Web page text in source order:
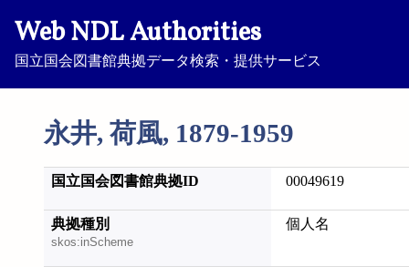
Web NDL Authorities
国立国会図書館典拠データ検索・提供サービス
永井, 荷風, 1879-1959
国立国会図書館典拠ID 00049619
典拠種別
skos:inScheme
個人名